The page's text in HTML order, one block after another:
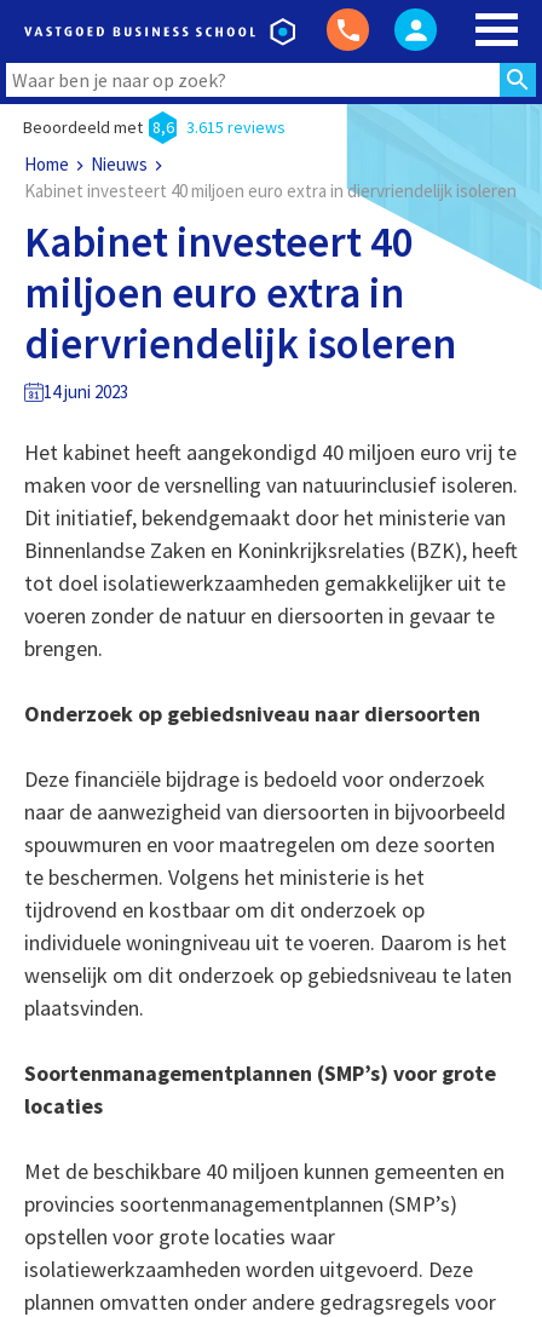
Beoordeeld met 8,6 3.615 reviews
Home
Nieuws
Kabinet investeert 40 miljoen euro extra in diervriendelijk isoleren
Kabinet investeert 40
miljoen euro extra in
diervriendelijk isoleren
14 juni 2023
Het kabinet heeft aangekondigd 40 miljoen euro vrij te
maken voor de versnelling van natuurinclusief isoleren.
Dit initiatief, bekendgemaakt door het ministerie van
Binnenlandse Zaken en Koninkrijksrelaties (BZK), heeft
tot doel isolatiewerkzaamheden gemakkelijker uit te
voeren zonder de natuur en diersoorten in gevaar te
brengen.
Onderzoek op gebiedsniveau naar diersoorten
Deze financiële bijdrage is bedoeld voor onderzoek
naar de aanwezigheid van diersoorten in bijvoorbeeld
spouwmuren en voor maatregelen om deze soorten
te beschermen. Volgens het ministerie is het
tijdrovend en kostbaar om dit onderzoek op
individuele woningniveau uit te voeren. Daarom is het
wenselijk om dit onderzoek op gebiedsniveau te laten
plaatsvinden.
Soortenmanagementplannen (SMP’s) voor grote
locaties
Met de beschikbare 40 miljoen kunnen gemeenten en
provincies soortenmanagementplannen (SMP’s)
opstellen voor grote locaties waar
isolatiewerkzaamheden worden uitgevoerd. Deze
plannen omvatten onder andere gedragsregels voor